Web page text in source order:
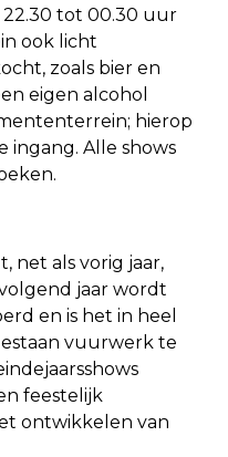
22.30 tot 00.30 uur
ook licht
zoals bier en
eigen alcohol
hierop
Alle shows
net als vorig jaar,
jaar wordt
en is het in heel
vuurwerk te
feestelijk
ontwikkelen van